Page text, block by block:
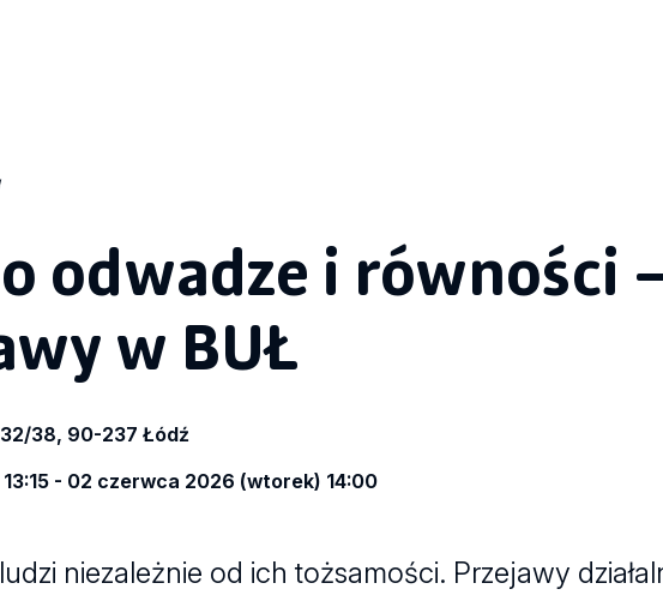
odwadze i równości
w BUŁ
38, 90-237 Łódź
- 02 czerwca 2026 (wtorek) 14:00
niezależnie od ich tożsamości. Przejawy